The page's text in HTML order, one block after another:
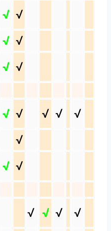
√ √
√ √
√ √
√ √ √ √ √
√
√ √
√ √ √ √